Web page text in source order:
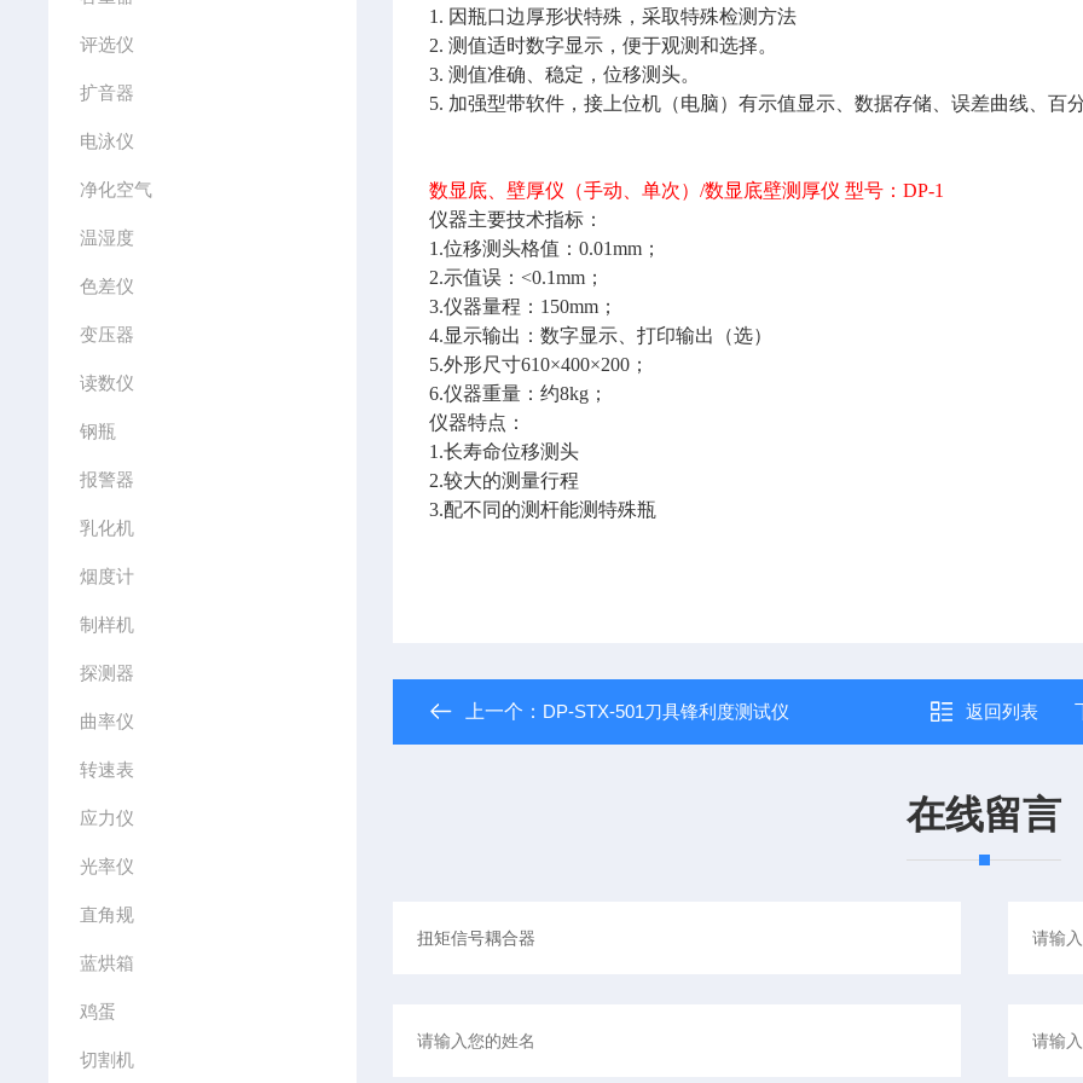
评选仪
扩音器
电泳仪
净化空气
温湿度
色差仪
变压器
读数仪
钢瓶
报警器
乳化机
烟度计
制样机
探测器
曲率仪
转速表
应力仪
光率仪
直角规
蓝烘箱
鸡蛋
切割机
1. 因瓶口边厚形状特殊，采取特殊检测方法
2. 测值适时数字显示，便于观测和选择。
3. 测值准确、稳定，位移测头。
5. 加强型带软件，接上位机（电脑）有示值显示、数据存储、误差曲线、百
数显底、壁厚仪（手动、单次）/数显底壁测厚仪 型号：DP-1
仪器主要技术指标：
1.位移测头格值：0.01mm；
2.示值误：<0.1mm；
3.仪器量程：150mm；
4.显示输出：数字显示、打印输出（选）
5.外形尺寸610×400×200；
6.仪器重量：约8kg；
仪器特点：
1.长寿命位移测头
2.较大的测量行程
3.配不同的测杆能测特殊瓶
上一个： DP-STX-501刀具锋利度测试仪 返回列表
在线留言